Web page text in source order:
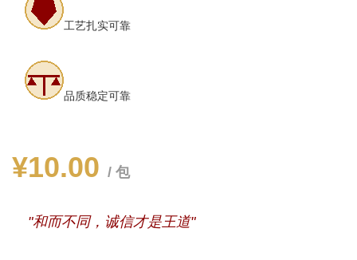
工艺扎实可靠
品质稳定可靠
¥10.00 / 包
"和而不同，诚信才是王道"